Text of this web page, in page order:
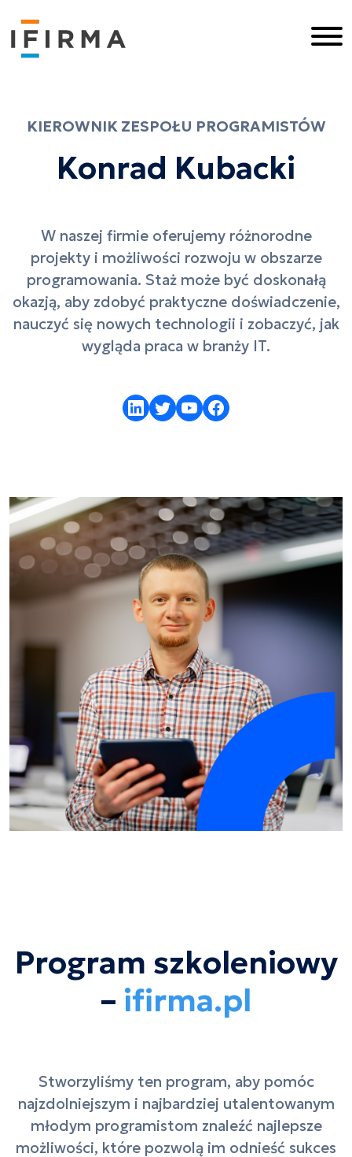
to
content
KIEROWNIK ZESPOŁU PROGRAMISTÓW
Konrad Kubacki
W naszej firmie oferujemy różnorodne
projekty i możliwości rozwoju w obszarze
programowania. Staż może być doskonałą
okazją, aby zdobyć praktyczne doświadczenie,
nauczyć się nowych technologii i zobaczyć, jak
wygląda praca w branży IT.
Program szkoleniowy
– ifirma.pl
Stworzyliśmy ten program, aby pomóc
najzdolniejszym i najbardziej utalentowanym
młodym programistom znaleźć najlepsze
możliwości, które pozwolą im odnieść sukces